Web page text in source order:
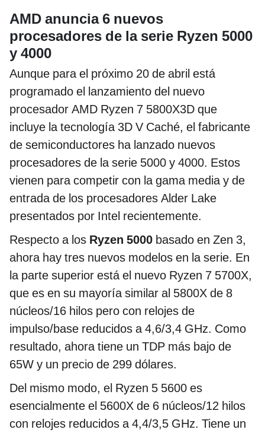
AMD anuncia 6 nuevos
procesadores de la serie Ryzen 5000
y 4000
Aunque para el próximo 20 de abril está
programado el lanzamiento del nuevo
procesador AMD Ryzen 7 5800X3D que
incluye la tecnología 3D V Caché, el fabricante
de semiconductores ha lanzado nuevos
procesadores de la serie 5000 y 4000. Estos
vienen para competir con la gama media y de
entrada de los procesadores Alder Lake
presentados por Intel recientemente.
Respecto a los Ryzen 5000 basado en Zen 3,
ahora hay tres nuevos modelos en la serie. En
la parte superior está el nuevo Ryzen 7 5700X,
que es en su mayoría similar al 5800X de 8
núcleos/16 hilos pero con relojes de
impulso/base reducidos a 4,6/3,4 GHz. Como
resultado, ahora tiene un TDP más bajo de
65W y un precio de 299 dólares.
Del mismo modo, el Ryzen 5 5600 es
esencialmente el 5600X de 6 núcleos/12 hilos
con relojes reducidos a 4,4/3,5 GHz. Tiene un